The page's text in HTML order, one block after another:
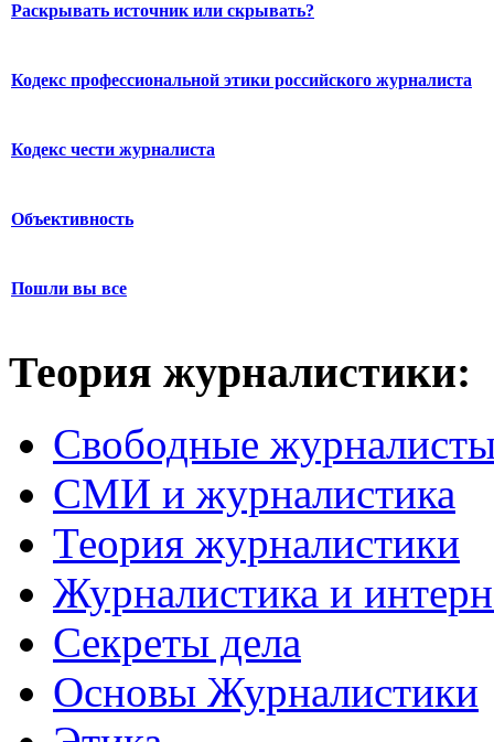
Раскрывать источник или скрывать?
Кодекс профессиональной этики российского журналиста
Кодекс чести журналиста
Объективность
Пошли вы все
Теория журналистики:
Свободные
СМИ и журналистика
Теория журналистики
Журналистика и
Секреты дела
Основы Журналистики